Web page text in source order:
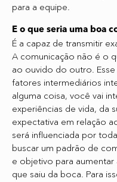
para a equipe.
E o que seria uma boa
É a capaz de transmitir
A comunicação não é o
ao ouvido do outro.
fatores intermediários
alguma coisa, você vai
experiências de vida, da
expectativa em relação
será influenciada por
buscar um padrão de
e objetivo para
que saiu da boca. Para